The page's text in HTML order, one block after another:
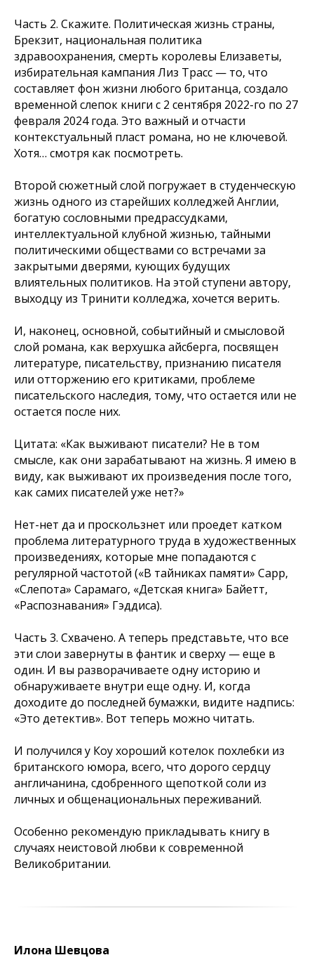
Часть 2. Скажите. Политическая жизнь страны,
Брекзит, национальная политика
здравоохранения, смерть королевы Елизаветы,
избирательная кампания Лиз Трасс — то, что
составляет фон жизни любого британца, создало
временной слепок книги с 2 сентября 2022-го по 27
февраля 2024 года. Это важный и отчасти
контекстуальный пласт романа, но не ключевой.
Хотя… смотря как посмотреть.
Второй сюжетный слой погружает в студенческую
жизнь одного из старейших колледжей Англии,
богатую сословными предрассудками,
интеллектуальной клубной жизнью, тайными
политическими обществами со встречами за
закрытыми дверями, кующих будущих
влиятельных политиков. На этой ступени автору,
выходцу из Тринити колледжа, хочется верить.
И, наконец, основной, событийный и смысловой
слой романа, как верхушка айсберга, посвящен
литературе, писательству, признанию писателя
или отторжению его критиками, проблеме
писательского наследия, тому, что остается или не
остается после них.
Цитата: «Как выживают писатели? Не в том
смысле, как они зарабатывают на жизнь. Я имею в
виду, как выживают их произведения после того,
как самих писателей уже нет?»
Нет-нет да и проскользнет или проедет катком
проблема литературного труда в художественных
произведениях, которые мне попадаются с
регулярной частотой («В тайниках памяти» Сарр,
«Слепота» Сарамаго, «Детская книга» Байетт,
«Распознавания» Гэддиса).
Часть 3. Схвачено. А теперь представьте, что все
эти слои завернуты в фантик и сверху — еще в
один. И вы разворачиваете одну историю и
обнаруживаете внутри еще одну. И, когда
доходите до последней бумажки, видите надпись:
«Это детектив». Вот теперь можно читать.
И получился у Коу хороший котелок похлебки из
британского юмора, всего, что дорого сердцу
англичанина, сдобренного щепоткой соли из
личных и общенациональных переживаний.
Особенно рекомендую прикладывать книгу в
случаях неистовой любви к современной
Великобритании.
Илона Шевцова